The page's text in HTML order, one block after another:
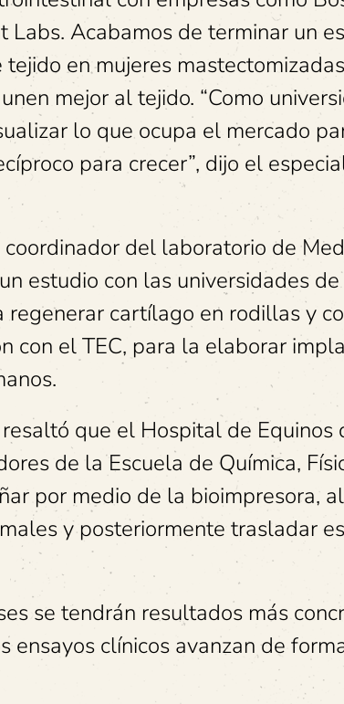
Acabamos de terminar un
en mujeres
mejor al tejido. “Como
lo que ocupa el mercado
para crecer”, dijo el
del laboratorio de
estudio con las universidades
cartílago en rodillas y
con el TEC, para la elaborar
que el Hospital de Equinos
de la Escuela de Química,
por medio de la bioimpresora,
y posteriormente trasladar
se tendrán resultados más
ensayos clínicos avanzan de